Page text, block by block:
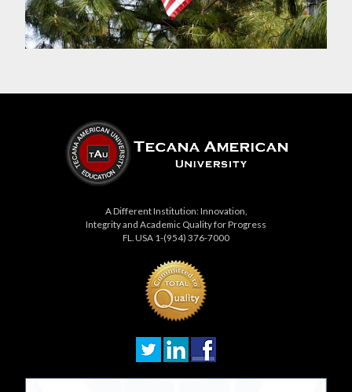
A Different Institution: Innovation,
Integrity and Academic Quality for Progress
FL. USA 1-(954) 376-7000